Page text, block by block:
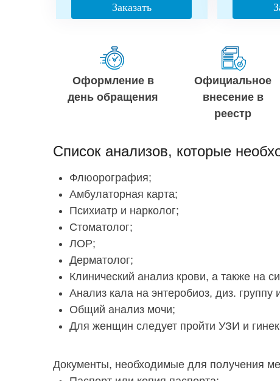
Заказать
Оформление в
день обращения
Официальное
внесение в
реестр
Список анализов, которые
Флюорография;
Амбулаторная карта;
Психиатр и нарколог;
Стоматолог;
ЛОР;
Дерматолог;
Клинический анализ крови, а также на
Анализ кала на энтеробиоз, диз. группу
Общий анализ мочи;
Для женщин следует пройти УЗИ и
Документы, необходимые для получения